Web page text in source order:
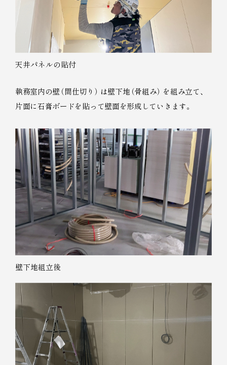
天井パネルの貼付
執務室内の壁（間仕切り ）は壁下地（骨組み）を組み立て、
片面に石膏ボードを貼って壁面を形成していきます。
壁下地組立後